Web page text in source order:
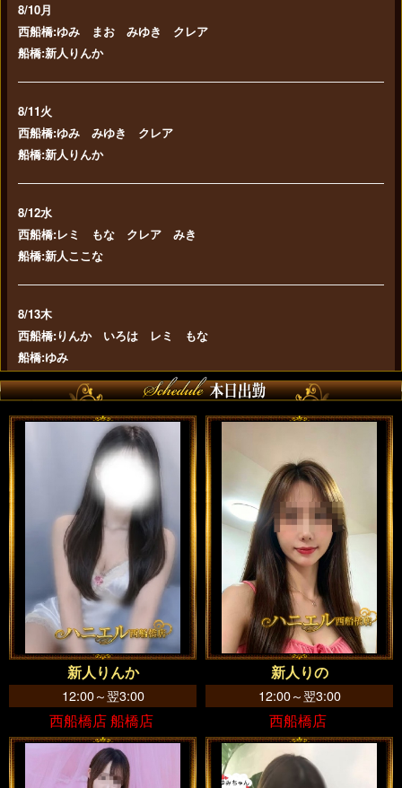
8/10月
西船橋:ゆみ まお みゆき クレア
船橋:新人りんか
8/11火
西船橋:ゆみ みゆき クレア
船橋:新人りんか
8/12水
西船橋:レミ もな クレア みき
船橋:新人ここな
8/13木
西船橋:りんか いろは レミ もな
船橋:ゆみ
8/14金
西船橋:新人りの 新人りんか いろは みき
新人りんか
12:00～翌3:00
西船橋店 船橋店
新人りの
12:00～翌3:00
西船橋店